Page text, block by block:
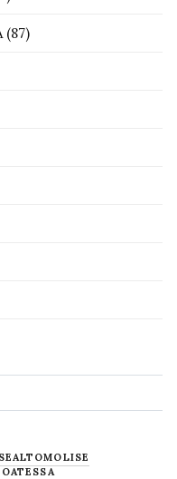
(87)
ALTOMOLISE
ATESSA